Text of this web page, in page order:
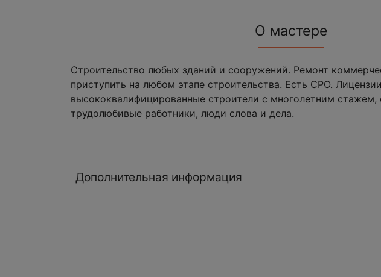
О мастере
Строительство любых зданий и сооружений. Ремонт
приступить на любом этапе строительства. Есть СРО.
высококвалифицированные строители с многолетним
трудолюбивые работники, люди слова и дела.
Дополнительная информация